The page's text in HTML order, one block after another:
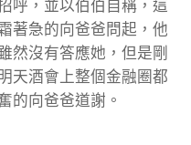
呼，並以伯伯自稱，這
著急的向爸爸問起，他
然沒有答應她，但是剛
天酒會上整個金融圈都
的向爸爸道謝。